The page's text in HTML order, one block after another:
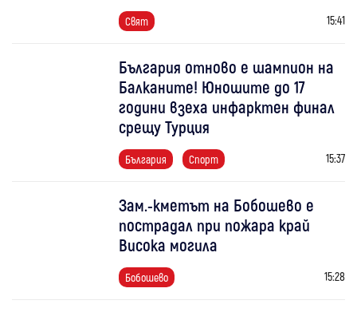
Свят 15:41
България отново е шампион на
Балканите! Юношите до 17
години взеха инфарктен финал
срещу Турция
България Спорт 15:37
Зам.-кметът на Бобошево е
пострадал при пожара край
Висока могила
Бобошево 15:28